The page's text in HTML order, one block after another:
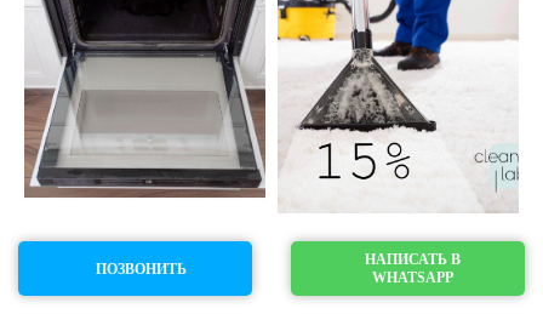
НАПИСАТЬ В
WHATSAPP
ПОЗВОНИТЬ